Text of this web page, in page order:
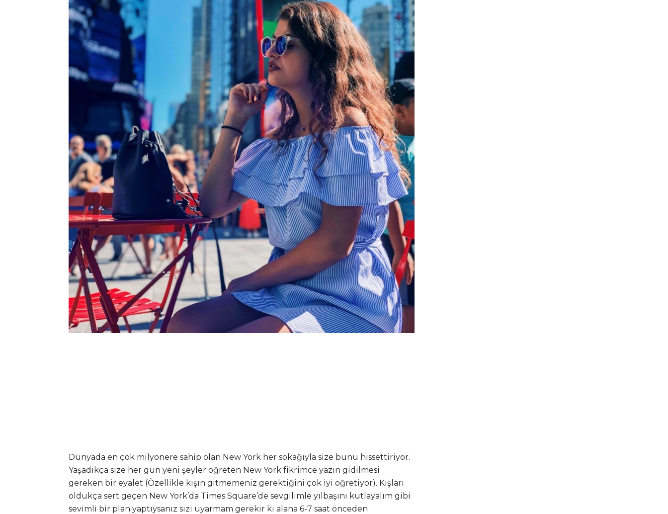
Dünyada en çok milyonere sahip olan New York her sokağıyla size bunu hissettiriyor.
Yaşadıkça size her gün yeni şeyler öğreten New York fikrimce yazın gidilmesi
gereken bir eyalet (Özellikle kışın gitmemeniz gerektiğini çok iyi öğretiyor). Kışları
oldukça sert geçen New York’da Times Square’de sevgilimle yılbaşını kutlayalım gibi
sevimli bir plan yaptıysanız sizi uyarmam gerekir ki alana 6-7 saat önceden